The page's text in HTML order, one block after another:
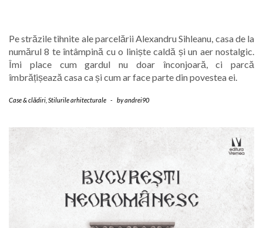
Pe străzile tihnite ale parcelării Alexandru Sihleanu, casa de la
numărul 8 te întâmpină cu o liniște caldă și un aer nostalgic.
Îmi place cum gardul nu doar înconjoară, ci parcă
îmbrățișează casa ca și cum ar face parte din povestea ei.
Case & clădiri Stilurile arhitecturale - byandrei90